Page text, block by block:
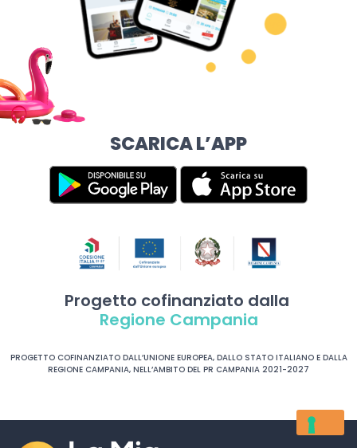
SCARICA L’APP
Progetto cofinanziato dalla
Regione Campania
PROGETTO COFINANZIATO DALL’UNIONE EUROPEA, DALLO STATO ITALIANO E DALLA
REGIONE CAMPANIA, NELL’AMBITO DEL PR CAMPANIA 2021-2027